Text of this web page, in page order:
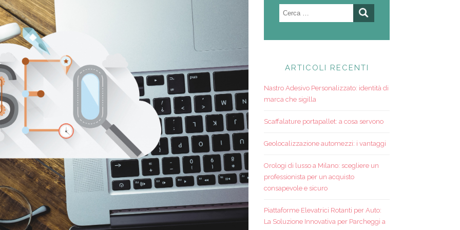
Ricerca
ARTICOLI RECENTI
Nastro Adesivo Personalizzato: identità di
marca che sigilla
Scaffalature portapallet: a cosa servono
Geolocalizzazione automezzi: i vantaggi
Orologi di lusso a Milano: scegliere un
professionista per un acquisto
consapevole e sicuro
Piattaforme Elevatrici Rotanti per Auto:
La Soluzione Innovativa per Parcheggi a